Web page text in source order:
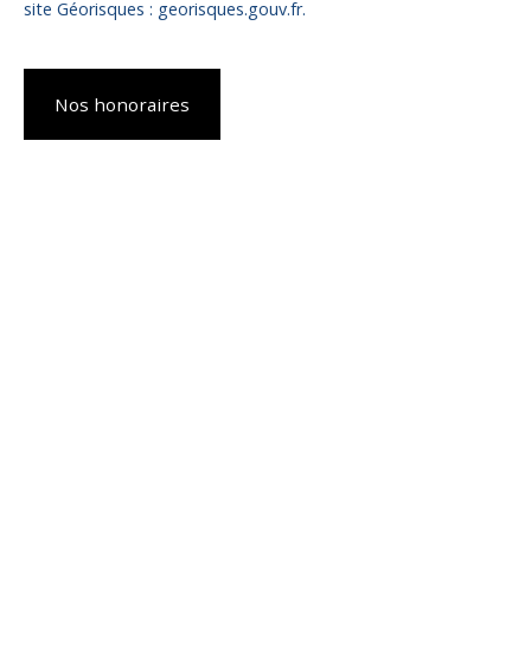
site Géorisques : georisques.gouv.fr.
Nos honoraires